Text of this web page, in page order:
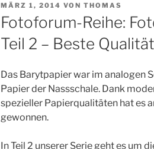
VERÖFFENTLICHT
AM
MÄRZ 1, 2014 VON THOMAS
Fotoforum-Reihe:
Teil 2 – Beste
Das Barytpapier war im analogen
Papier der Nassschale. Dank
spezieller Papierqualitäten hat es
gewonnen.
In Teil 2 unserer Serie geht es um